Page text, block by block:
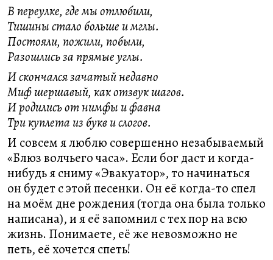
В переулке, где мы отлюбили,
Тишины стало больше и мглы.
Постояли, пожили, побыли,
Разошлись за прямые углы.
И скончался зачатый недавно
Миф шершавый, как отзвук шагов.
И родились от нимфы и фавна
Три куплета из букв и слогов.
И совсем я люблю совершенно незабываемый
«Блюз волчьего часа». Если бог даст и когда-
нибудь я сниму «Эвакуатор», то начинаться
он будет с этой песенки. Он её когда-то спел
на моём дне рождения (тогда она была только
написана), и я её запомнил с тех пор на всю
жизнь. Понимаете, её же невозможно не
петь, её хочется спеть!